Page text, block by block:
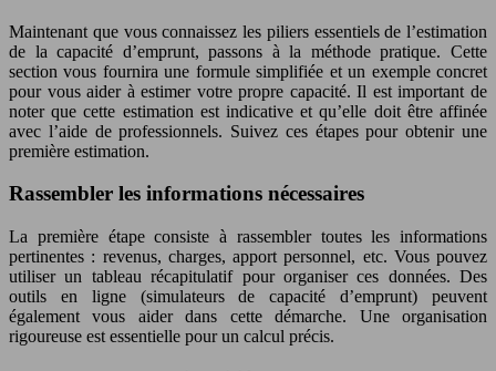
Maintenant que vous connaissez les piliers essentiels de l’estimation
de la capacité d’emprunt, passons à la méthode pratique. Cette
section vous fournira une formule simplifiée et un exemple concret
pour vous aider à estimer votre propre capacité. Il est important de
noter que cette estimation est indicative et qu’elle doit être affinée
avec l’aide de professionnels. Suivez ces étapes pour obtenir une
première estimation.
Rassembler les informations nécessaires
La première étape consiste à rassembler toutes les informations
pertinentes : revenus, charges, apport personnel, etc. Vous pouvez
utiliser un tableau récapitulatif pour organiser ces données. Des
outils en ligne (simulateurs de capacité d’emprunt) peuvent
également vous aider dans cette démarche. Une organisation
rigoureuse est essentielle pour un calcul précis.